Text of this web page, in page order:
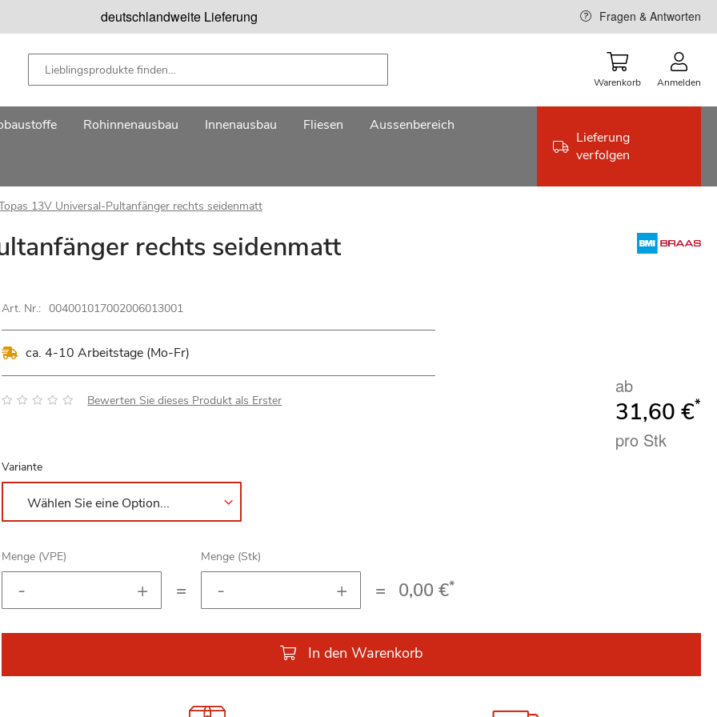
deutschlandweite Lieferung Fragen & Antworten
Warenkorb Anmelden
Rohinnenausbau Innenausbau Fliesen Aussenbereich
Lieferung
verfolgen
13V Universal-Pultanfänger rechts seidenmatt
rechts seidenmatt
Art. Nr.: 004001017002006013001
ca. 4-10 Arbeitstage (Mo-Fr)
Bewertung: Bewerten Sie dieses Produkt als Erster
ab
31,60 €*
pro Stk
Variante
Menge (VPE)
=
Menge (Stk)
= 0,00 €*
In den Warenkorb